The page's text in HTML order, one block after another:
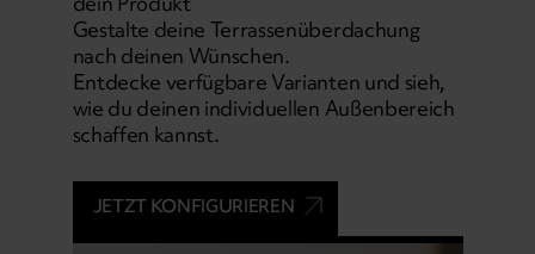
Gestalte deine Terrassenüberdachung
nach deinen Wünschen.
Entdecke verfügbare Varianten und sieh,
wie du deinen individuellen Außenbereich
schaffen kannst.
JETZT KONFIGURIEREN